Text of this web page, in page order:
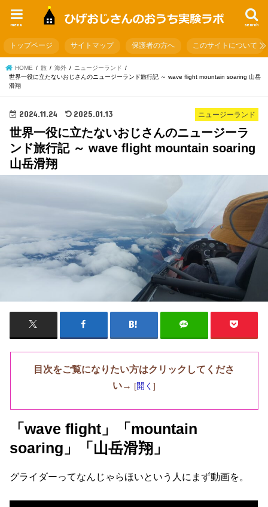
search
menu
トップページ サイトマップ 保護者の方へ このサイトについて
HOME 旅 海外
ニュージーランド
世界一役に立たないおじさんのニュージーランド旅行記 ～ wave flight mountain soaring 山岳
滑翔
ニュージーランド
2024.11.24 2025.01.13
世界一役に立たないおじさんのニュージーラ
ンド旅行記 ～ wave flight mountain soaring
山岳滑翔
目次をご覧になりたい方はクリックしてくださ
い→ [開く ]
「wave flight」「mountain
soaring」「山岳滑翔」
グライダーってなんじゃらほいという人にまず動画を。